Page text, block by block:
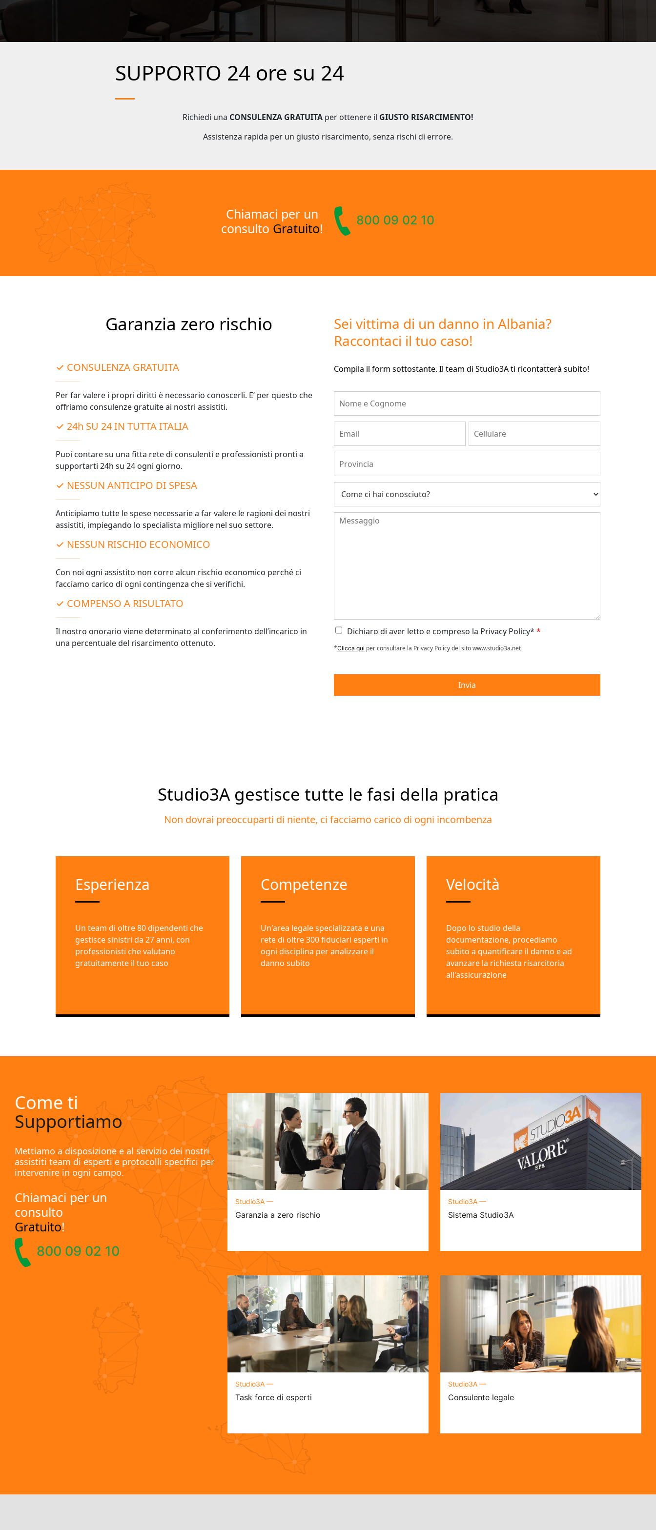
SUPPORTO 24 ore su 24
Richiedi una CONSULENZA GRATUITA per ottenere il GIUSTO RISARCIMENTO!
Assistenza rapida per un giusto risarcimento, senza rischi di errore.
Chiamaci per un
consulto Gratuito!
800 09 02 10
Garanzia zero rischio
✓ CONSULENZA GRATUITA
Per far valere i propri diritti è necessario conoscerli. E’ per questo che
offriamo consulenze gratuite ai nostri assistiti.
✓ 24h SU 24 IN TUTTA ITALIA
Puoi contare su una fitta rete di consulenti e professionisti pronti a
supportarti 24h su 24 ogni giorno.
✓ NESSUN ANTICIPO DI SPESA
Anticipiamo tutte le spese necessarie a far valere le ragioni dei nostri
assistiti, impiegando lo specialista migliore nel suo settore.
✓ NESSUN RISCHIO ECONOMICO
Con noi ogni assistito non corre alcun rischio economico perché ci
facciamo carico di ogni contingenza che si verifichi.
✓ COMPENSO A RISULTATO
Il nostro onorario viene determinato al conferimento dell’incarico in
una percentuale del risarcimento ottenuto.
Sei vittima di un danno in Albania?
Raccontaci il tuo caso!
Compila il form sottostante. Il team di Studio3A ti ricontatterà subito!
Dichiaro di aver letto e compreso la Privacy Policy* *
*Clicca qui per consultare la Privacy Policy del sito www.studio3a.net
Invia
Studio3A gestisce tutte le fasi della pratica
Non dovrai preoccuparti di niente, ci facciamo carico di ogni incombenza
Esperienza
Un team di oltre 80 dipendenti che
gestisce sinistri da 27 anni, con
professionisti che valutano
gratuitamente il tuo caso
Competenze
Un'area legale specializzata e una
rete di oltre 300 fiduciari esperti in
ogni disciplina per analizzare il
danno subito
Velocità
Dopo lo studio della
documentazione, procediamo
subito a quantificare il danno e ad
avanzare la richiesta risarcitoria
all'assicurazione
Come ti
Supportiamo
Mettiamo a disposizione e al servizio dei nostri
assistiti team di esperti e protocolli specifici per
intervenire in ogni campo.
Chiamaci per un
consulto
Gratuito!
800 09 02 10
Studio3A —
Garanzia a zero rischio
Studio3A —
Sistema Studio3A
Studio3A —
Task force di esperti
Studio3A —
Consulente legale